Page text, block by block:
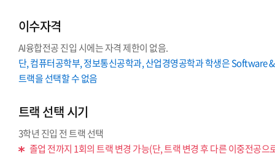
이수자격
AI융합전공 진입 시에는 자격 제한이 없음.
단, 컴퓨터공학부, 정보통신공학과, 산업경영공학과 학생은 Software
트랙을 선택할 수 없음
트랙 선택 시기
3학년 진입 전 트랙 선택
졸업 전까지 1회의 트랙 변경 가능(단, 트랙 변경 후 다른 이중전공으